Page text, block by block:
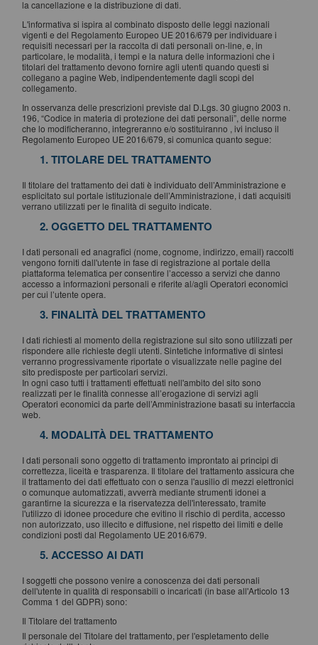
la cancellazione e la distribuzione di dati.
L'informativa si ispira al combinato disposto delle leggi nazionali
vigenti e del Regolamento Europeo UE 2016/679 per individuare i
requisiti necessari per la raccolta di dati personali on-line, e, in
particolare, le modalità, i tempi e la natura delle informazioni che i
titolari del trattamento devono fornire agli utenti quando questi si
collegano a pagine Web, indipendentemente dagli scopi del
collegamento.
In osservanza delle prescrizioni previste dal D.Lgs. 30 giugno 2003 n.
196, “Codice in materia di protezione dei dati personali”, delle norme
che lo modificheranno, integreranno e/o sostituiranno , ivi incluso il
Regolamento Europeo UE 2016/679, si comunica quanto segue:
1. TITOLARE DEL TRATTAMENTO
Il titolare del trattamento dei dati è individuato dell’Amministrazione e
esplicitato sul portale istituzionale dell’Amministrazione, i dati acquisiti
verrano utilizzati per le finalità di seguito indicate.
2. OGGETTO DEL TRATTAMENTO
I dati personali ed anagrafici (nome, cognome, indirizzo, email) raccolti
vengono forniti dall'utente in fase di registrazione al portale della
piattaforma telematica per consentire l’accesso a servizi che danno
accesso a informazioni personali e riferite al/agli Operatori economici
per cui l’utente opera.
3. FINALITÀ DEL TRATTAMENTO
I dati richiesti al momento della registrazione sul sito sono utilizzati per
rispondere alle richieste degli utenti. Sintetiche informative di sintesi
verranno progressivamente riportate o visualizzate nelle pagine del
sito predisposte per particolari servizi.
In ogni caso tutti i trattamenti effettuati nell'ambito del sito sono
realizzati per le finalità connesse all’erogazione di servizi agli
Operatori economici da parte dell’Amministrazione basati su interfaccia
web.
4. MODALITÀ DEL TRATTAMENTO
I dati personali sono oggetto di trattamento improntato ai principi di
correttezza, liceità e trasparenza. Il titolare del trattamento assicura che
il trattamento dei dati effettuato con o senza l'ausilio di mezzi elettronici
o comunque automatizzati, avverrà mediante strumenti idonei a
garantirne la sicurezza e la riservatezza dell'interessato, tramite
l'utilizzo di idonee procedure che evitino il rischio di perdita, accesso
non autorizzato, uso illecito e diffusione, nel rispetto dei limiti e delle
condizioni posti dal Regolamento UE 2016/679.
5. ACCESSO AI DATI
I soggetti che possono venire a conoscenza dei dati personali
dell'utente in qualità di responsabili o incaricati (in base all'Articolo 13
Comma 1 del GDPR) sono:
Il Titolare del trattamento
Il personale del Titolare del trattamento, per l'espletamento delle